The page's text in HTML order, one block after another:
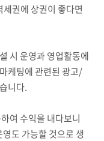
권에 상권이 좋다면
시 운영과 영업활동에
케팅에 관련된 광고/
니다.
여 수익을 내다보니
도 가능할 것으로 생